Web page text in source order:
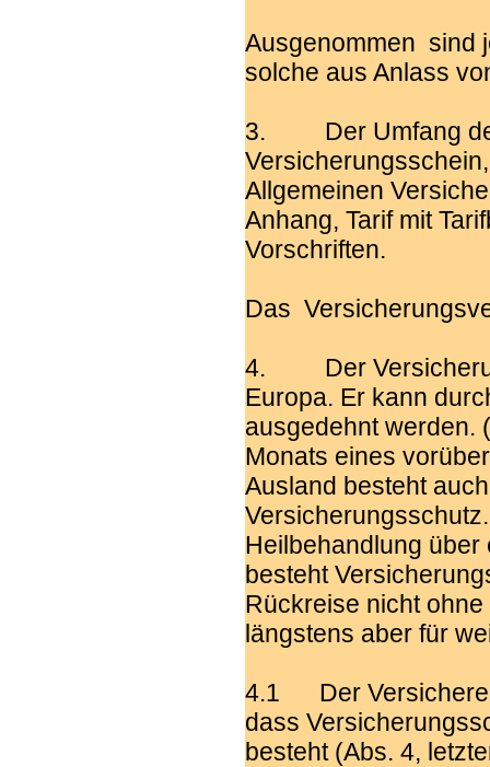
Ausgenommen sind
solche aus Anlass
3. Der Umfang des
Allgemeinen
Anhang, Tarif mit
Vorschriften.
Das
4. Der
Europa. Er kann
ausgedehnt werden.
Monats eines
Ausland besteht
Heilbehandlung
besteht
Rückreise nicht
längstens aber für
4.1 Der Versicherer
dass
besteht (Abs. 4,